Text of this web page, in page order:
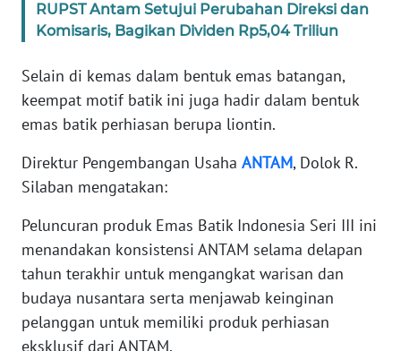
RUPST Antam Setujui Perubahan Direksi dan
Komisaris, Bagikan Dividen Rp5,04 Triliun
Selain di kemas dalam bentuk emas batangan,
keempat motif batik ini juga hadir dalam bentuk
emas batik perhiasan berupa liontin.
Direktur Pengembangan Usaha ANTAM, Dolok R.
Silaban mengatakan:
Peluncuran produk Emas Batik Indonesia Seri III ini
menandakan konsistensi ANTAM selama delapan
tahun terakhir untuk mengangkat warisan dan
budaya nusantara serta menjawab keinginan
pelanggan untuk memiliki produk perhiasan
eksklusif dari ANTAM.
TENTANG
PEDOMAN
MEDIA
REDAKSI
KARIR
DISCLAIMER
Wahana
News